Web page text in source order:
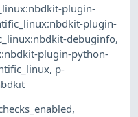
plugin-
plugin-
debuginfo,
plugin-python-
, p-
,